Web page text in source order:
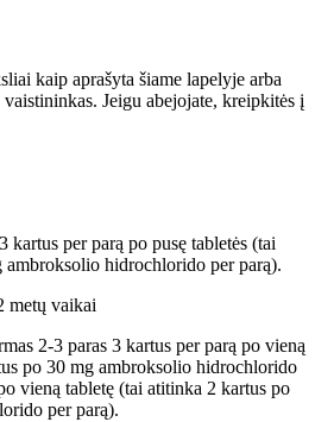
kaip aprašyta šiame lapelyje arba
Jeigu abejojate, kreipkitės į
per parą po pusę tabletės (tai
hidrochlorido per parą).
metų vaikai
2-3 paras 3 kartus per parą po vieną
po 30 mg ambroksolio hidrochlorido
vieną tabletę (tai atitinka 2 kartus po
per parą).